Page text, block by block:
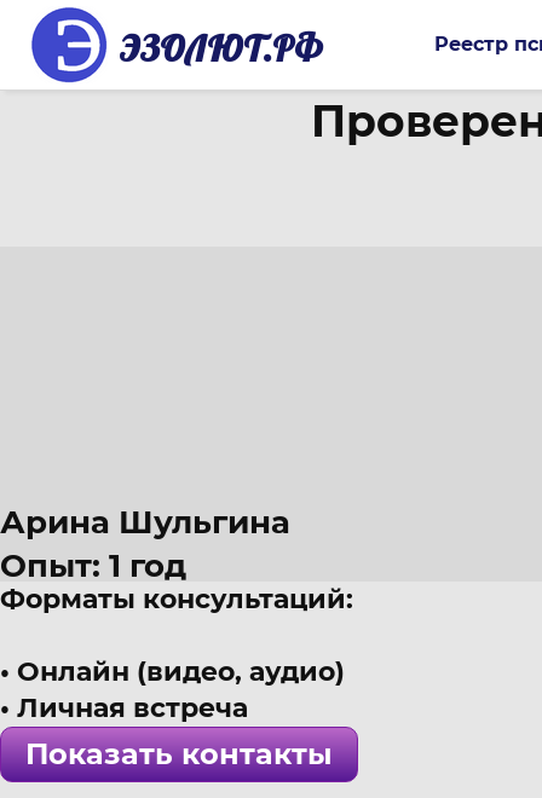
ЭЗОЛЮТ.РФ Реестр
Арина Шульгина
Опыт: 1 год
28 лет
г. Орел
Психолог, интегративный
! Специалист проверен >>>
Форматы консультаций:
Онлайн (видео, аудио)
Личная встреча
Показать контакты